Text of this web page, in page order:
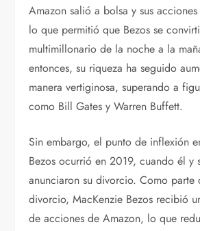
Amazon salió a bolsa y sus
lo que permitió que Bezos se
multimillonario de la noche a la
entonces, su riqueza ha seguido
manera vertiginosa, superando a
como Bill Gates y Warren Buffett.
Sin embargo, el punto de inflexión
Bezos ocurrió en 2019, cuando él y
anunciaron su divorcio. Como parte
divorcio, MacKenzie Bezos recibió
de acciones de Amazon, lo que